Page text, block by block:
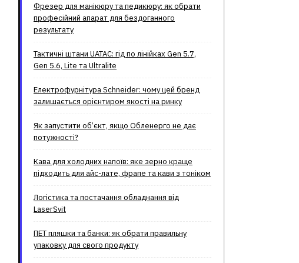
Фрезер для манікюру та педикюру: як обрати
професійний апарат для бездоганного
результату
Тактичні штани UATAC: гід по лінійках Gen 5.7,
Gen 5.6, Lite та Ultralite
Електрофурнітура Schneider: чому цей бренд
залишається орієнтиром якості на ринку
Як запустити об’єкт, якщо Обленерго не дає
потужності?
Кава для холодних напоїв: яке зерно краще
підходить для айс-лате, фрапе та кави з тоніком
Логістика та постачання обладнання від
LaserSvit
ПЕТ пляшки та банки: як обрати правильну
упаковку для свого продукту